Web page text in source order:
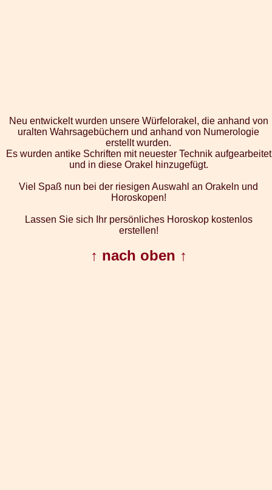
Neu entwickelt wurden unsere Würfelorakel, die anhand von
uralten Wahrsagebüchern und anhand von Numerologie
erstellt wurden.
Es wurden antike Schriften mit neuester Technik aufgearbeitet
und in diese Orakel hinzugefügt.
Viel Spaß nun bei der riesigen Auswahl an Orakeln und
Horoskopen!
Lassen Sie sich Ihr persönliches Horoskop kostenlos
erstellen!
↑ nach oben ↑